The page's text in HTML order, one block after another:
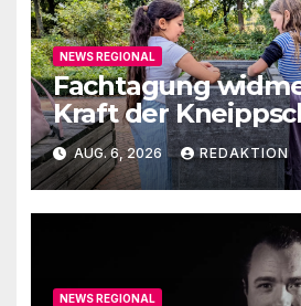
NEWS REGIONAL
Fachtagung
Kraft der
Elemente
AUG. 6, 2026 REDAKTION
NEWS REGIONAL